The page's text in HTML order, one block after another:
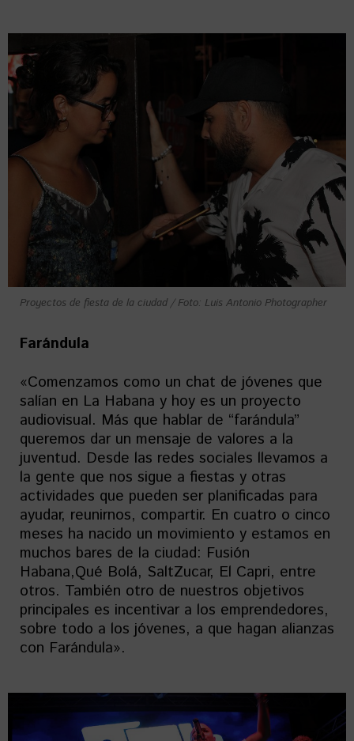
Proyectos de fiesta de la ciudad / Foto: Luis Antonio Photographer
Farándula
«Comenzamos como un chat de jóvenes que
salían en La Habana y hoy es un proyecto
audiovisual. Más que hablar de “farándula”
queremos dar un mensaje de valores a la
juventud. Desde las redes sociales llevamos a
la gente que nos sigue a fiestas y otras
actividades que pueden ser planificadas para
ayudar, reunirnos, compartir. En cuatro o cinco
meses ha nacido un movimiento y estamos en
muchos bares de la ciudad: Fusión
Habana,Qué Bolá, SaltZucar, El Capri, entre
otros. También otro de nuestros objetivos
principales es incentivar a los emprendedores,
sobre todo a los jóvenes, a que hagan alianzas
con Farándula».